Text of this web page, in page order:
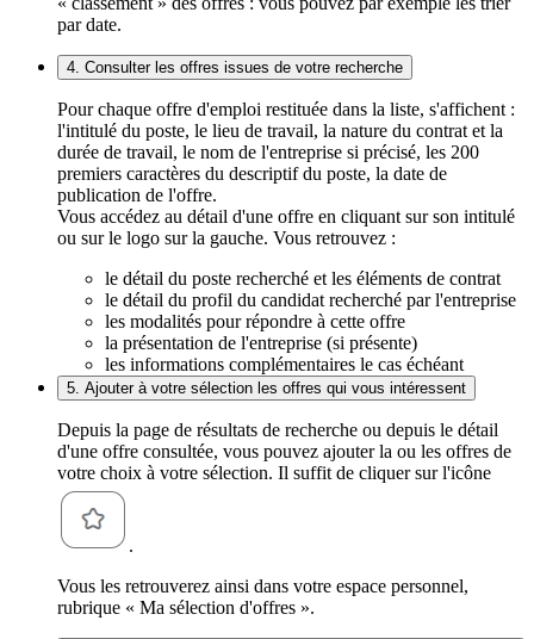
par date.
4. Consulter les offres issues de votre recherche
Pour chaque offre d'emploi restituée dans la liste, s'affichent :
l'intitulé du poste, le lieu de travail, la nature du contrat et la
durée de travail, le nom de l'entreprise si précisé, les 200
premiers caractères du descriptif du poste, la date de
publication de l'offre.
Vous accédez au détail d'une offre en cliquant sur son intitulé
ou sur le logo sur la gauche. Vous retrouvez :
le détail du poste recherché et les éléments de contrat
le détail du profil du candidat recherché par l'entreprise
les modalités pour répondre à cette offre
la présentation de l'entreprise (si présente)
les informations complémentaires le cas échéant
5. Ajouter à votre sélection les offres qui vous intéressent
Depuis la page de résultats de recherche ou depuis le détail
d'une offre consultée, vous pouvez ajouter la ou les offres de
votre choix à votre sélection. Il suffit de cliquer sur l'icône
.
Vous les retrouverez ainsi dans votre espace personnel,
rubrique « Ma sélection d'offres ».